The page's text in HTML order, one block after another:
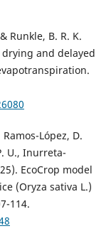
Runkle, B. R. K.
and delayed
López, D.
U., Inurreta-
EcoCrop model
(Oryza sativa L.)
114.